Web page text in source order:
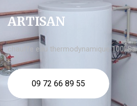
ARTISAN
chauffe eau thermodynamique 100l
09 72 66 89 55